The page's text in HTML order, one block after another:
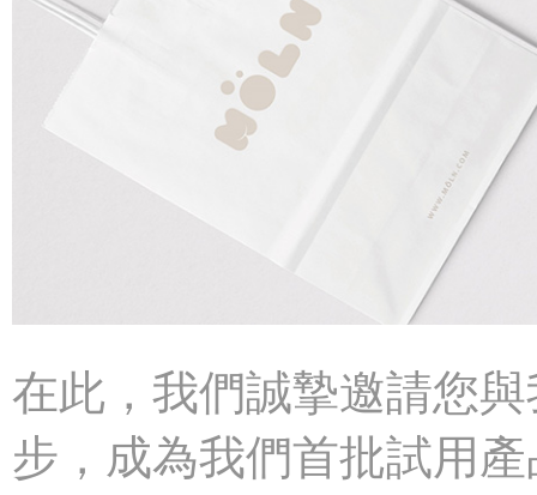
在此，我們誠摯邀請您
步，成為我們首批試用